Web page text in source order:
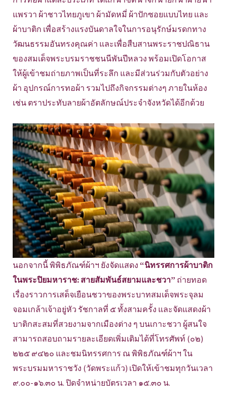
แพรวา ผ้าชาวไทยภูเขา ผ้ามัดหมี่ ผ้าปักซอยแบบไทย และ
ผ้าบาติก เพื่อสร้างแรงบันดาลใจในการอนุรักษ์มรดกทาง
วัฒนธรรมอันทรงคุณค่า และเพื่อสืบสานพระราชปณิธาน
ของสมเด็จพระบรมราชชนนีพันปีหลวง พร้อมเปิดโอกาส
ให้ผู้เข้าชมถ่ายภาพเป็นที่ระลึก และมีส่วนร่วมกับตัวอย่าง
ผ้า อุปกรณ์การทอผ้า รวมไปถึงกิจกรรมต่างๆ ภายในห้อง
เช่น ตราประทับลายผ้าอัตลักษณ์ประจำจังหวัดได้อีกด้วย
นอกจากนี้ พิพิธภัณฑ์ผ้าฯ ยังจัดแสดง “นิทรรศการผ้าบาติก
ในพระปิยมหาราช: สายสัมพันธ์สยามและชวา” ถ่ายทอด
เรื่องราวการเสด็จเยือนชวาของพระบาทสมเด็จพระจุลม
จอมเกล้าเจ้าอยู่หัว รัชกาลที่ ๕ ทั้งสามครั้ง และจัดแสดงผ้า
บาติกสะสมที่สวยงามจากเมืองต่าง ๆ บนเกาะชวา ผู้สนใจ
สามารถสอบถามรายละเอียดเพิ่มเติมได้ที่โทรศัพท์ (๐๒)
๒๒๕ ๙๔๒๐ และชมนิทรรศการ ณ พิพิธภัณฑ์ผ้าฯ ใน
พระบรมมหาราชวัง (วัดพระแก้ว) เปิดให้เข้าชมทุกวันเวลา
๙.๐๐-๑๖.๓๐ น. ปิดจำหน่ายบัตรเวลา ๑๕.๓๐ น.